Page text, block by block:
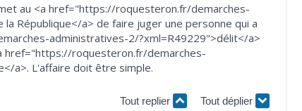
au <a href="https://roquesteron.fr/demarches-
République</a> de faire juger une personne qui a
administratives-2/?xml=R49229">délit</a>
href="https://roquesteron.fr/demarches-
a>. L'affaire doit être simple.
Tout replier Tout déplier